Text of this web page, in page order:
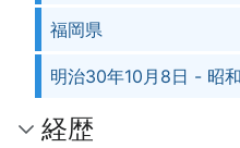
福岡県
明治30年10月8日 - 昭
経歴